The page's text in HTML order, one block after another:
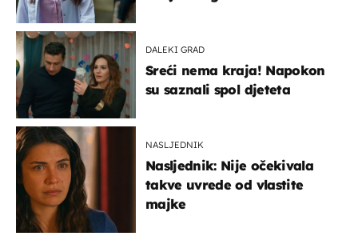
DALEKI GRAD
Sreći nema kraja! Napokon
su saznali spol djeteta
NASLJEDNIK
Nasljednik: Nije očekivala
takve uvrede od vlastite
majke